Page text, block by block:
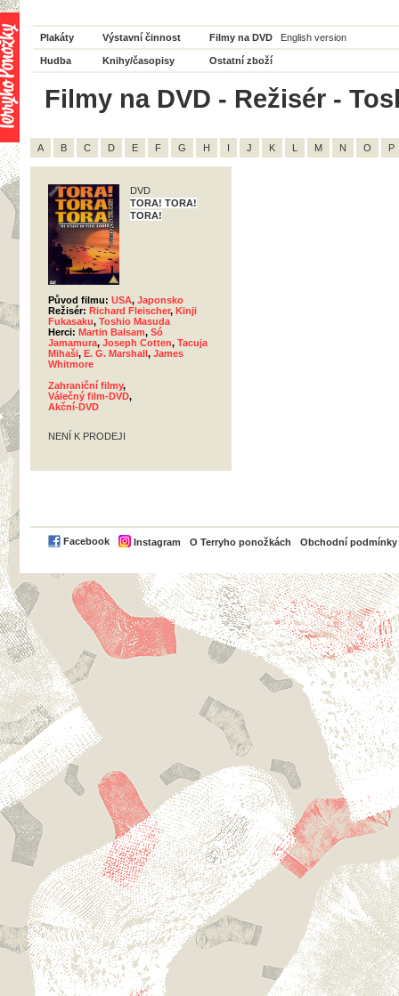
Plakáty Výstavní činnost Filmy na DVD English version
Hudba Knihy/časopisy Ostatní zboží
Filmy na DVD - Režisér -
A B C D E F G H I J K L M N O P
DVD
TORA! TORA!
TORA!
Původ filmu: USA, Japonsko
Režisér: Richard Fleischer, Kinji
Fukasaku, Toshio Masuda
Herci: Martin Balsam, Só
Jamamura, Joseph Cotten, Tacuja
Mihaši, E. G. Marshall, James
Whitmore
Zahraniční filmy,
Válečný film-DVD,
Akční-DVD
NENÍ K PRODEJI
Facebook Instagram O Terryho ponožkách Obchodní podmínky
PayPal